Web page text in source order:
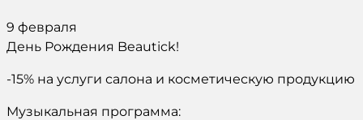
9 февраля
День Рождения Beautick!
-15% на услуги салона и косметическую продукцию
Музыкальная программа: